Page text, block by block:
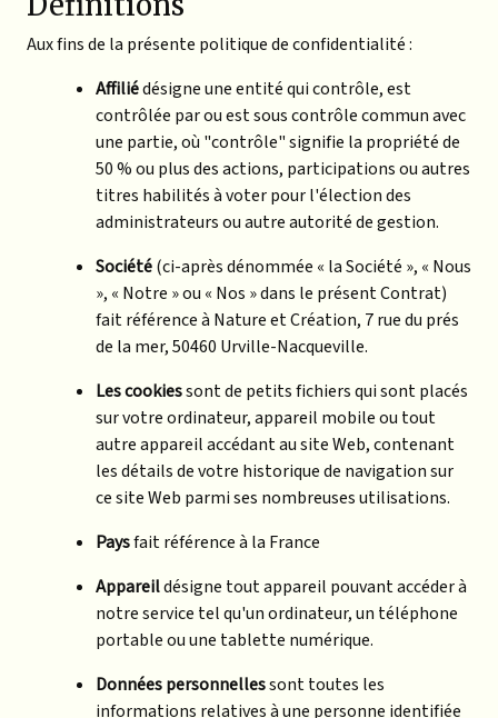
Aux fins de la présente politique de confidentialité :
Affiliédésigne une entité qui contrôle, est
contrôlée par ou est sous contrôle commun avec
une partie, où "contrôle" signifie la propriété de
50 % ou plus des actions, participations ou autres
titres habilités à voter pour l'élection des
administrateurs ou autre autorité de gestion.
Société(ci-après dénommée « la Société », « Nous
», « Notre » ou « Nos » dans le présent Contrat)
fait référence à Nature et Création, 7 rue du prés
de la mer, 50460 Urville-Nacqueville.
Les cookiessont de petits fichiers qui sont placés
sur votre ordinateur, appareil mobile ou tout
autre appareil accédant au site Web, contenant
les détails de votre historique de navigation sur
ce site Web parmi ses nombreuses utilisations.
Paysfait référence à la France
Appareildésigne tout appareil pouvant accéder à
notre service tel qu'un ordinateur, un téléphone
portable ou une tablette numérique.
Données personnellessont toutes les
informations relatives à une personne identifiée